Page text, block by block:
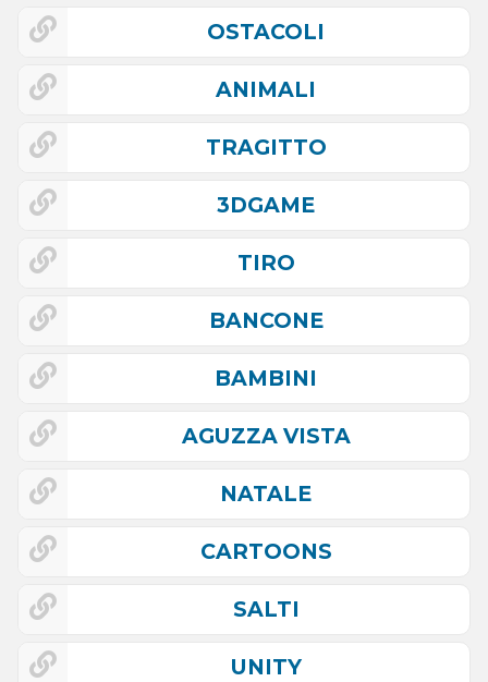
OSTACOLI
ANIMALI
TRAGITTO
3DGAME
TIRO
BANCONE
BAMBINI
AGUZZA VISTA
NATALE
CARTOONS
SALTI
UNITY